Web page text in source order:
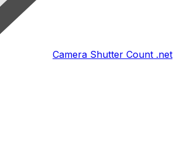
Camera Shutter Count .net